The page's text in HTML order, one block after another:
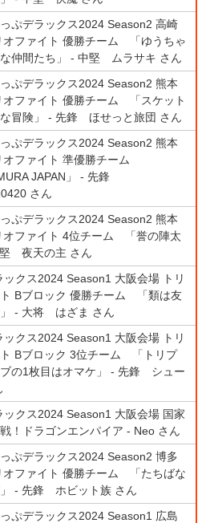
ぷデラックス2024 Season2 高崎
オファイト 優勝チーム 「ゆうちゃ
仲間たち」 - 中堅 ムラサキ さん
ぷデラックス2024 Season2 熊本
オファイト 優勝チーム 「スケット
冒険」 - 先鋒 ほせっと旅団 さん
ぷデラックス2024 Season2 熊本
オファイト 準優勝チーム
JAPAN」 - 先鋒
さん
ぷデラックス2024 Season2 熊本
オファイト 4位チーム 「誉の陣太
夜天の主 さん
ックス2024 Season1 大阪会場 トリ
Bブロック 優勝チーム 「類は友
- 大将 はざま さん
ックス2024 Season1 大阪会場 トリ
Bブロック 3位チーム 「トリプ
の1枚目はオマケ」 - 先鋒 シュー
ックス2024 Season1 大阪会場 国家
！ドラゴンエンパイア - Neo さん
ぷデラックス2024 Season2 博多
オファイト 優勝チーム 「たちばな
- 先鋒 ホビット族 さん
ぷデラックス2024 Season1 広島